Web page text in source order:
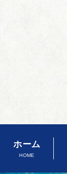
ホーム
HOME